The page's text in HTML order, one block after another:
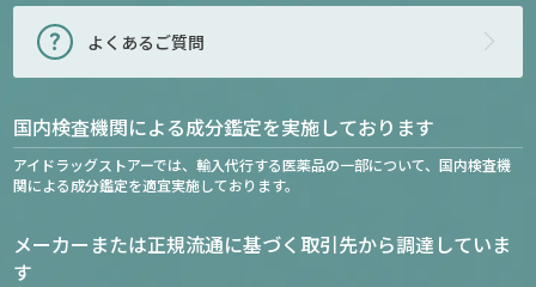
よくあるご質問
国内検査機関による成分鑑定を実施しております
アイドラッグストアーでは、輸入代行する医薬品の一部について、国内検査機
関による成分鑑定を適宜実施しております。
メーカーまたは正規流通に基づく取引先から調達していま
す